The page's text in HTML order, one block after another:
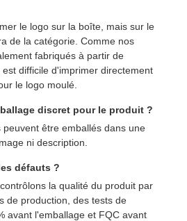
le logo sur la boîte, mais sur le
de la catégorie. Comme nos
fabriqués à partir de
difficile d'imprimer directement
le logo moulé.
discret pour le produit ?
être emballés dans une
ni description.
défauts ?
la qualité du produit par
de production, des tests de
avant l'emballage et FQC avant